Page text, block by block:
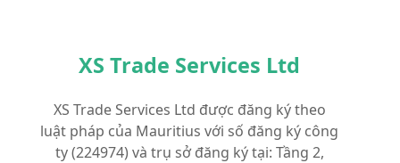
XS Trade Services Ltd
XS Trade Services Ltd được đăng ký theo
luật pháp của Mauritius với số đăng ký công
ty (224974) và trụ sở đăng ký tại: Tầng 2,